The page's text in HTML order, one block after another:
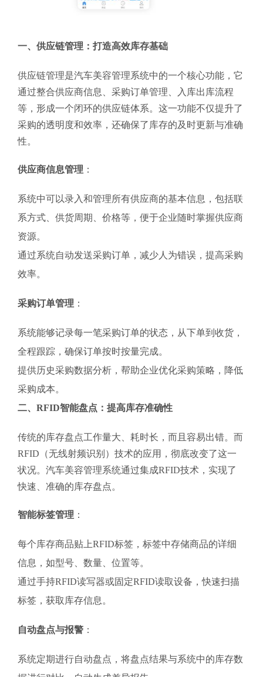
一、供应链管理：打造高效库存基础
供应链管理是汽车美容管理系统中的一个核心功能，它
通过整合供应商信息、采购订单管理、入库出库流程
等，形成一个闭环的供应链体系。这一功能不仅提升了
采购的透明度和效率，还确保了库存的及时更新与准确
性。
供应商信息管理 ：
系统中可以录入和管理所有供应商的基本信息，包括联
系方式、供货周期、价格等，便于企业随时掌握供应商
资源。
通过系统自动发送采购订单，减少人为错误，提高采购
效率。
采购订单管理 ：
系统能够记录每一笔采购订单的状态，从下单到收货，
全程跟踪，确保订单按时按量完成。
提供历史采购数据分析，帮助企业优化采购策略，降低
采购成本。
二、RFID智能盘点：提高库存准确性
传统的库存盘点工作量大、耗时长，而且容易出错。而
RFID（无线射频识别）技术的应用，彻底改变了这一
状况。汽车美容管理系统通过集成RFID技术，实现了
快速、准确的库存盘点。
智能标签管理 ：
每个库存商品贴上RFID标签，标签中存储商品的详细
信息，如型号、数量、位置等。
通过手持RFID读写器或固定RFID读取设备，快速扫描
标签，获取库存信息。
自动盘点与报警 ：
系统定期进行自动盘点，将盘点结果与系统中的库存数